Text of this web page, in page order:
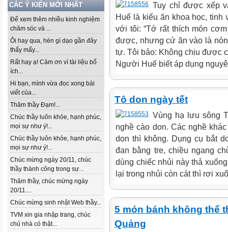
CÁC Ý KIẾN MỚI NHẤT
Để xem thêm nhiều kinh nghiệm
chăm sóc và ...
Ôi hay qua, hèn gì dạo gần đây
thấy mấy...
Rất hay ạ! Cảm ơn vì tài liệu bổ
ích...
Hi bạn, mình vừa đọc xong bài
viết của...
Thăm thầy Đạm!...
Chúc thầy luôn khỏe, hạnh phúc,
mọi sự như ý!...
Chúc thầy luôn khỏe, hạnh phúc,
mọi sự như ý!...
Chúc mừng ngày 20/11, chúc
thầy thành công trong sự...
Thăm thầy, chúc mừng ngày
20/11....
Chúc mừng sinh nhật Web thầy...
TVM xin gia nhập trang, chúc
chủ nhà có thật...
Tuy chỉ được xếp
Huế là kiểu ăn khoa học,
với tôi: “Tớ rất thích món
được, nhưng cứ ăn vào là
tự. Tôi bảo: Không chịu được
Người Huế biết áp dụng
Tô don ngày tết
Vùng hạ lưu sông
nghề cào don. Các nghề
don thì không. Dụng cụ bắt
đan bằng tre, chiều ngang
dùng chiếc nhủi này thả
lại trong nhủi còn cát thì rơi
5 món bánh không thể
Quảng